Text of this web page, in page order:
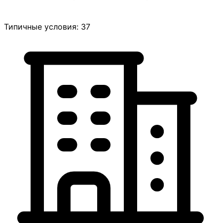
Типичные условия: 37